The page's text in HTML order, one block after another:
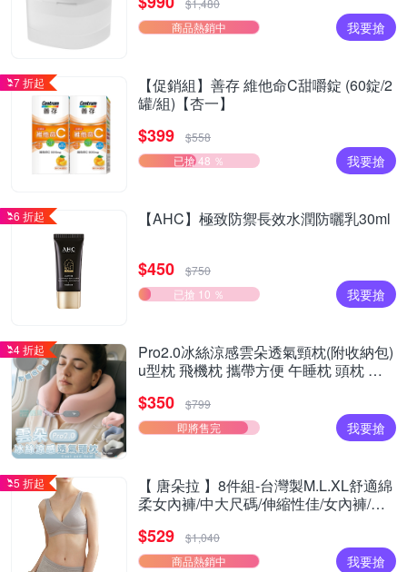
$1,480
商品熱銷中
我要搶
7 折起
【促銷組】善存 維他命C甜嚼錠 (60錠/2
罐/組)【杏一】
$399
$558
已搶 48 ％
我要搶
6 折起 【AHC】極致防禦長效水潤防曬乳30ml
$450
$750
已搶 10 ％
我要搶
4 折起
Pro2.0冰絲涼感雲朵透氣頸枕(附收納包)
u型枕 飛機枕 攜帶方便 午睡枕 頭枕 遠
$350
$799
即將售完
我要搶
5 折起
【 唐朵拉 】8件組-台灣製M.L.XL舒適綿
柔女內褲/中大尺碼/伸縮性佳/女內褲/居
$529
$1,040
商品熱銷中
我要搶